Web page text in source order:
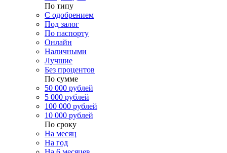
По типу
С одобрением
Под залог
По паспорту
Онлайн
Наличными
Лучшие
Без процентов
По сумме
50 000 рублей
5 000 рублей
100 000 рублей
10 000 рублей
По сроку
На месяц
На год